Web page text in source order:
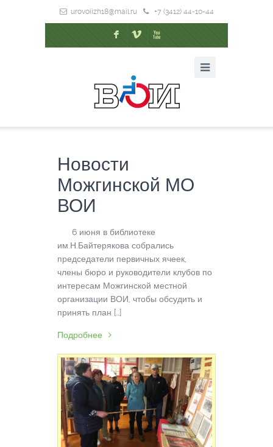
urovoiizh18@mail.ru +7 (3412) 44-10-44
F V X
Новости
Можгинской МО
ВОИ
6 июня в библиотеке
им.Н.Байтерякова собрались
председатели первичных ячеек,
члены бюро и руководители клубов по
интересам Можгинской местной
организации ВОИ, чтобы обсудить и
принять план […]
Подробнее